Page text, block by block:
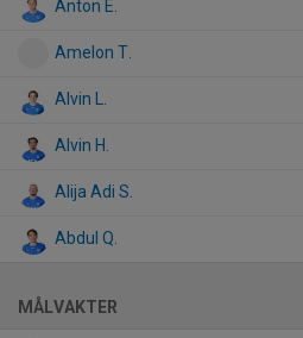
Anton E.
Amelon T.
Alvin L.
Alvin H.
Alija Adi S.
Abdul Q.
MÅLVAKTER